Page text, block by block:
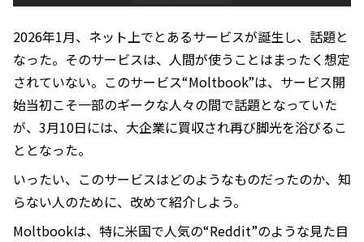
2026年1月、ネット上でとあるサービスが誕生し、話題と
なった。そのサービスは、人間が使うことはまったく想定
されていない。このサービス“Moltbook”は、サービス開
始当初こそ一部のギークな人々の間で話題となっていた
が、3月10日には、大企業に買収され再び脚光を浴びるこ
ととなった。
いったい、このサービスはどのようなものだったのか、知
らない人のために、改めて紹介しよう。
Moltbookは、特に米国で人気の“Reddit”のような見た目